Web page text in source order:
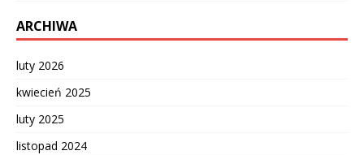
ARCHIWA
luty 2026
kwiecień 2025
luty 2025
listopad 2024